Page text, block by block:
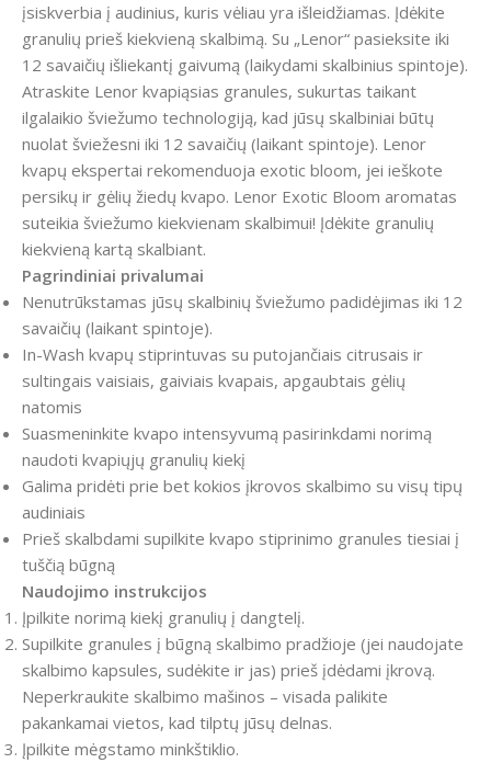
įsiskverbia į audinius, kuris vėliau yra išleidžiamas. Įdėkite
granulių prieš kiekvieną skalbimą. Su „Lenor“ pasieksite iki
12 savaičių išliekantį gaivumą (laikydami skalbinius spintoje).
Atraskite Lenor kvapiąsias granules, sukurtas taikant
ilgalaikio šviežumo technologiją, kad jūsų skalbiniai būtų
nuolat šviežesni iki 12 savaičių (laikant spintoje). Lenor
kvapų ekspertai rekomenduoja exotic bloom, jei ieškote
persikų ir gėlių žiedų kvapo. Lenor Exotic Bloom aromatas
suteikia šviežumo kiekvienam skalbimui! Įdėkite granulių
kiekvieną kartą skalbiant.
Pagrindiniai privalumai
Nenutrūkstamas jūsų skalbinių šviežumo padidėjimas iki 12
savaičių (laikant spintoje).
In-Wash kvapų stiprintuvas su putojančiais citrusais ir
sultingais vaisiais, gaiviais kvapais, apgaubtais gėlių
natomis
Suasmeninkite kvapo intensyvumą pasirinkdami norimą
naudoti kvapiųjų granulių kiekį
Galima pridėti prie bet kokios įkrovos skalbimo su visų tipų
audiniais
Prieš skalbdami supilkite kvapo stiprinimo granules tiesiai į
tuščią būgną
Naudojimo instrukcijos
Įpilkite norimą kiekį granulių į dangtelį.
Supilkite granules į būgną skalbimo pradžioje (jei naudojate
skalbimo kapsules, sudėkite ir jas) prieš įdėdami įkrovą.
Neperkraukite skalbimo mašinos – visada palikite
pakankamai vietos, kad tilptų jūsų delnas.
Įpilkite mėgstamo minkštiklio.